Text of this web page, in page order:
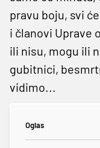
pravu boju, svi
i članovi Uprave
ili nisu, mogu ili
gubitnici,
vidimo...
Oglas